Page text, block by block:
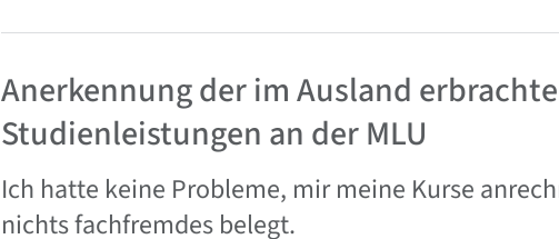
Anerkennung der im Ausland
Studienleistungen an der MLU
Ich hatte keine Probleme, mir meine Kurse
nichts fachfremdes belegt.